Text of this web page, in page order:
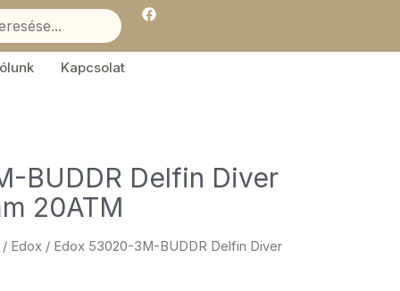
F
a
e
Kapcsolat
BUDDR Delfin Diver
20ATM
/ Edox / Edox 53020-3M-BUDDR Delfin Diver